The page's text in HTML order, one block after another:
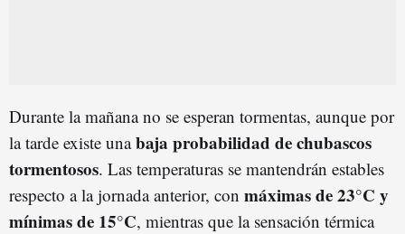
Durante la mañana no se esperan tormentas, aunque por
la tarde existe unabaja probabilidad de chubascos
tormentosos. Las temperaturas se mantendrán estables
respecto a la jornada anterior, con máximas de 23°C y
mínimas de 15°C, mientras que la sensación térmica